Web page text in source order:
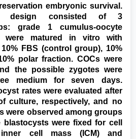
embryonic survival.
design consisted of 3
grade 1 cumulus-oocyte
were matured in vitro with
FBS (control group), 10%
polar fraction. COCs were
the possible zygotes were
medium for seven days.
rates were evaluated after
culture, respectively, and no
were observed among groups
were fixed for cell
cell mass (ICM) and